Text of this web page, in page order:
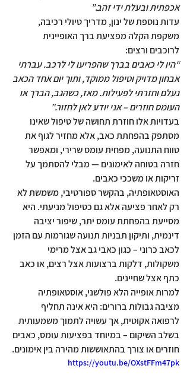
אכפתית ובעלת ידי זהב.”
עדות נוספת של ינון, מדריך טיולי רכיבה,
משקפת הקלה מפציעת ברך האופיינית
לרוכבים ורצים:
“היו לי כאבים בברך שהפריעו לי לרכב. עברתי
אבחון מדויק וטיפול ממוקד, ותוך יום אחד הכאב
נעלם וחזרתי לפעילות. מאז, כשהגב, הברך או
העומס חוזרים – אני יודע לאן לחזור.”
בעדויות אלו חוזרת תחושה של טיפול שאינו
מסתפק בהפחתת כאב, אלא מחזיר לגוף את
טווח התנועה, מפחית עומס שרירי, ומאפשר
חזרה בטוחה לאימונים — מבלי להסתמך על
זריקות או משככי כאבים.
האוסטאופתיה, בהקשר ספורטיבי, משמשת לא
רק לאחר פציעה אלא גם כטיפול מניעתי. היא
מסייעת בהפחתת עומס יתר, שיפור יציבה
דינמית, ותיקון תבניות תנועה שגורמות עם הזמן
לכאב כרוני – כגון כאבי גב אצל מרימי
משקולות, דלקות ברצועות אצל רצים, או כאב
כתף אצל שחיינים.
למרות אופייה הלא פולשני, אוסטאופתיה
מציבה גבולות ברורים: היא אינה תחליף
לרפואה אקוטית, אך עשויה לתמוך משמעותית
בשלב השיקום – במיוחד בפציעות עומס, כאבים
חוזרים או צורך בהתאוששות מהירה בין אימונים.
https://youtu.be/OXstFFm47pk